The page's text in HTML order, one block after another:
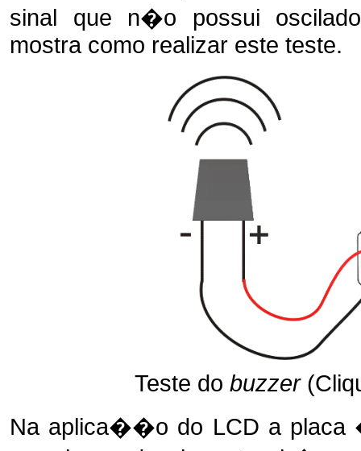
sinal que n�o possui
mostra como realizar este teste.
Teste do buzzer
Na aplica��o do LCD a placa